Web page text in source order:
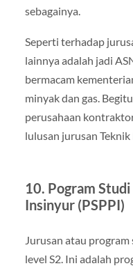
sebagainya.
Seperti terhadap
lainnya adalah jadi
bermacam
minyak dan gas.
perusahaan
lulusan jurusan Teknik
10. Pogram
Insinyur (PSPPI)
Jurusan atau
level S2. Ini adalah